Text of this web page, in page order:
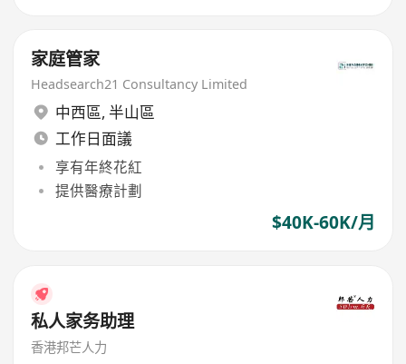
家庭管家
Headsearch21 Consultancy Limited
中西區, 半山區
工作日面議
享有年終花紅
提供醫療計劃
$40K-60K/月
私人家务助理
香港邦芒人力